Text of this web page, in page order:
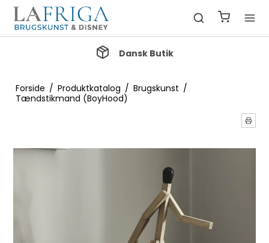
Dansk Butik
Forside / Produktkatalog / Brugskunst /
Tændstikmand (BoyHood)